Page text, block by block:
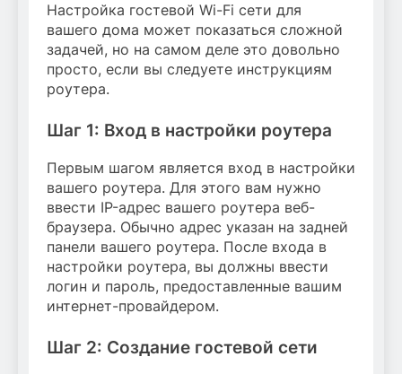
Настройка гостевой Wi-Fi сети для
вашего дома может показаться сложной
задачей, но на самом деле это довольно
просто, если вы следуете инструкциям
роутера.
Шаг 1: Вход в настройки роутера
Первым шагом является вход в настройки
вашего роутера. Для этого вам нужно
ввести IP-адрес вашего роутера веб-
браузера. Обычно адрес указан на задней
панели вашего роутера. После входа в
настройки роутера, вы должны ввести
логин и пароль, предоставленные вашим
интернет-провайдером.
Шаг 2: Создание гостевой сети